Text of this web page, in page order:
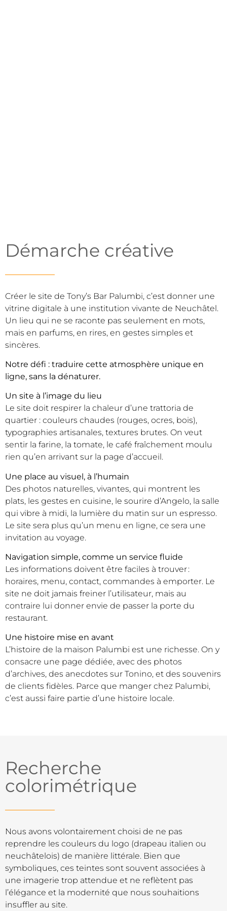
Démarche créative
Créer le site de Tony’s Bar Palumbi, c’est donner une
vitrine digitale à une institution vivante de Neuchâtel.
Un lieu qui ne se raconte pas seulement en mots,
mais en parfums, en rires, en gestes simples et
sincères.
Notre défi : traduire cette atmosphère unique en
ligne, sans la dénaturer.
Un site à l’image du lieu
Le site doit respirer la chaleur d’une trattoria de
quartier : couleurs chaudes (rouges, ocres, bois),
typographies artisanales, textures brutes. On veut
sentir la farine, la tomate, le café fraîchement moulu
rien qu’en arrivant sur la page d’accueil.
Une place au visuel, à l’humain
Des photos naturelles, vivantes, qui montrent les
plats, les gestes en cuisine, le sourire d’Angelo, la salle
qui vibre à midi, la lumière du matin sur un espresso.
Le site sera plus qu’un menu en ligne, ce sera une
invitation au voyage.
Navigation simple, comme un service fluide
Les informations doivent être faciles à trouver :
horaires, menu, contact, commandes à emporter. Le
site ne doit jamais freiner l’utilisateur, mais au
contraire lui donner envie de passer la porte du
restaurant.
Une histoire mise en avant
L’histoire de la maison Palumbi est une richesse. On y
consacre une page dédiée, avec des photos
d’archives, des anecdotes sur Tonino, et des souvenirs
de clients fidèles. Parce que manger chez Palumbi,
c’est aussi faire partie d’une histoire locale.
Recherche
colorimétrique
Nous avons volontairement choisi de ne pas
reprendre les couleurs du logo (drapeau italien ou
neuchâtelois) de manière littérale. Bien que
symboliques, ces teintes sont souvent associées à
une imagerie trop attendue et ne reflètent pas
l’élégance et la modernité que nous souhaitions
insuffler au site.